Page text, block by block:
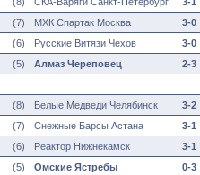
(7) МХК Спартак Москва
3-0
(6) Русские Витязи Чехов
3-0
(5) Алмаз Череповец 2-3
(8) Белые Медведи Челябинск
3-2
(7) Снежные Барсы Астана
3-1
(6) Реактор Нижнекамск
3-1
(5) Омские Ястребы 0-3